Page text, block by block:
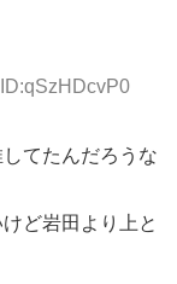
てたんだろうな
ど岩田より上と